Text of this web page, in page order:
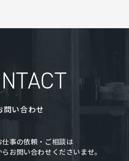
問い合わせ
事の依頼・ご相談は
お問い合わせくださいませ。